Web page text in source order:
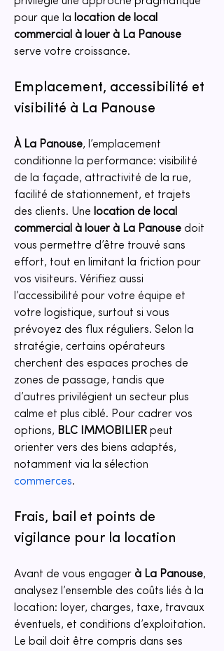
pour que la location de local
commercial à louer à La Panouse
serve votre croissance.
Emplacement, accessibilité et
visibilité à La Panouse
À La Panouse, l’emplacement
conditionne la performance: visibilité
de la façade, attractivité de la rue,
facilité de stationnement, et trajets
des clients. Une location de local
commercial à louer à La Panouse doit
vous permettre d’être trouvé sans
effort, tout en limitant la friction pour
vos visiteurs. Vérifiez aussi
l’accessibilité pour votre équipe et
votre logistique, surtout si vous
prévoyez des flux réguliers. Selon la
stratégie, certains opérateurs
cherchent des espaces proches de
zones de passage, tandis que
d’autres privilégient un secteur plus
calme et plus ciblé. Pour cadrer vos
options, BLC IMMOBILIER peut
orienter vers des biens adaptés,
notamment via la sélection
commerces.
Frais, bail et points de
vigilance pour la location
Avant de vous engager à La Panouse,
analysez l’ensemble des coûts liés à la
location: loyer, charges, taxe, travaux
éventuels, et conditions d’exploitation.
Le bail doit être compris dans ses